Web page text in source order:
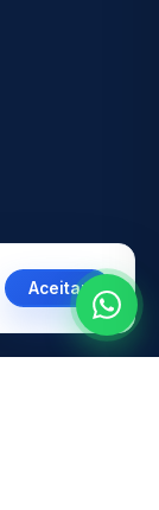
Aceitar